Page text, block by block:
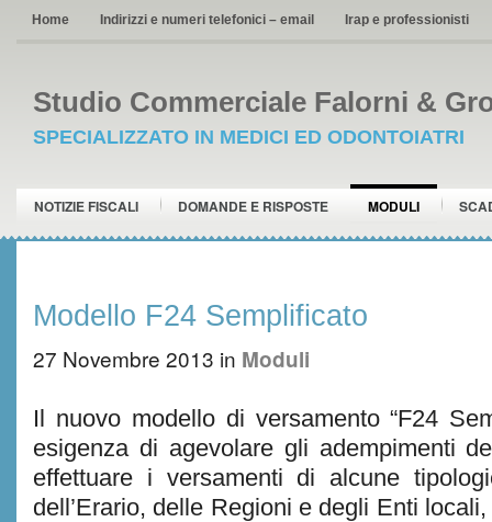
Home Indirizzi e numeri telefonici – email Irap e professionisti
Studio Commerciale Falorni &
SPECIALIZZATO IN MEDICI ED ODONTOIATRI
NOTIZIE FISCALI DOMANDE E RISPOSTE MODULI
Modello F24 Semplificato
27 Novembre 2013 in Moduli
Il nuovo modello di versamento “F24
esigenza di agevolare gli adempimenti
effettuare i versamenti di alcune
dell’Erario, delle Regioni e degli Enti